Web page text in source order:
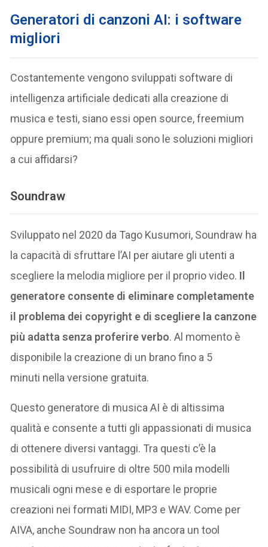
Generatori di canzoni AI: i software
migliori
Costantemente vengono sviluppati software di
intelligenza artificiale dedicati alla creazione di
musica e testi, siano essi open source, freemium
oppure premium; ma quali sono le soluzioni migliori
a cui affidarsi?
Soundraw
Sviluppato nel 2020 da Tago Kusumori, Soundraw ha
la capacità di sfruttare l’AI per aiutare gli utenti a
scegliere la melodia migliore per il proprio video. Il
generatore consente di eliminare completamente
il problema dei copyright e di scegliere la canzone
più adatta senza proferire verbo. Al momento è
disponibile la creazione di un brano fino a 5
minuti nella versione gratuita.
Questo generatore di musica AI è di altissima
qualità e consente a tutti gli appassionati di musica
di ottenere diversi vantaggi. Tra questi c’è la
possibilità di usufruire di oltre 500 mila modelli
musicali ogni mese e di esportare le proprie
creazioni nei formati MIDI, MP3 e WAV. Come per
AIVA, anche Soundraw non ha ancora un tool